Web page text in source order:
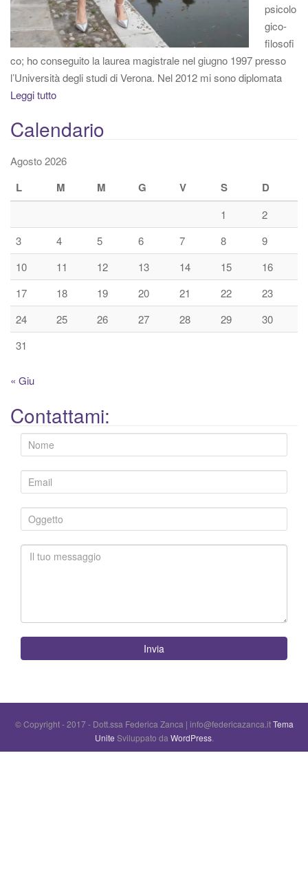
psicolo
gico-
filosofi
co; ho conseguito la laurea magistrale nel giugno 1997 presso
l’Università degli studi di Verona. Nel 2012 mi sono diplomata
Leggi tutto
Calendario
Agosto 2026
L M M G V S D
1
2
3
4 5 6 7 8
9
10
11 12 13 14 15
16
17
18 19 20 21 22
23
24
25 26 27 28 29
30
31
« Giu
Contattami:
Invia
© Copyright - 2017 - Dott.ssa Federica Zanca | info@federicazanca.itTema
Unite Sviluppato da WordPress.